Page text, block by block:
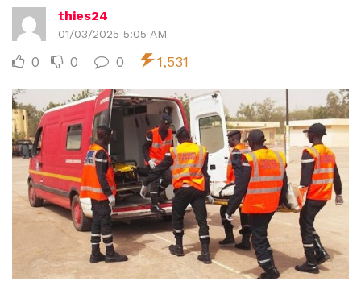
thies24
01/03/2025 5:05 AM
0 0 0 1,531